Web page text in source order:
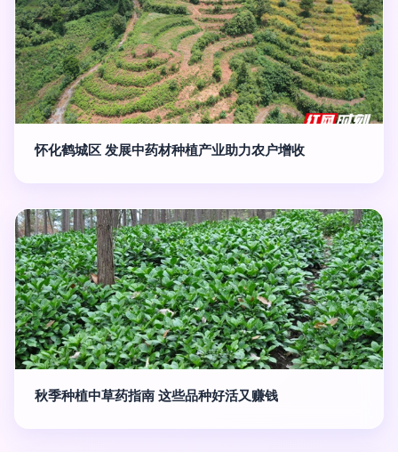
怀化鹤城区 发展中药材种植产业助力农户增收
秋季种植中草药指南 这些品种好活又赚钱